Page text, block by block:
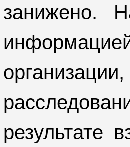
занижено.
результате